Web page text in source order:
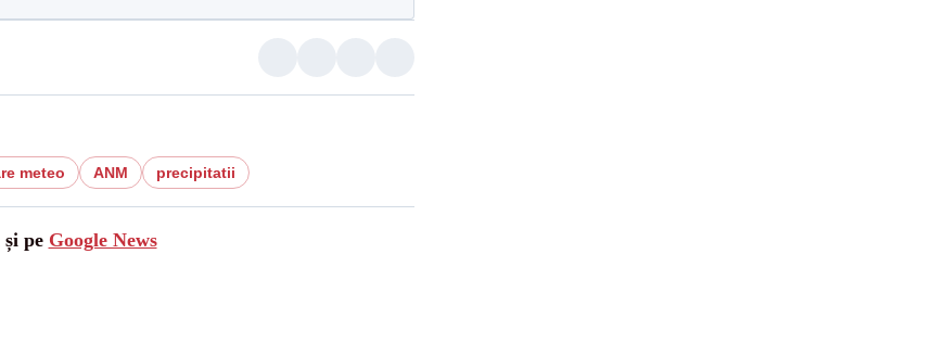
meteo ANM precipitatii
pe Google News